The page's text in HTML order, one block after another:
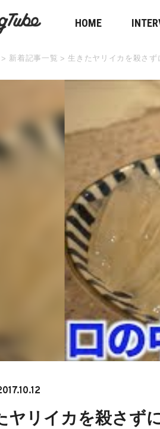
HOME
> 新着記事一覧 > 生きたヤリイカを殺さず
ヤリイカを殺さず